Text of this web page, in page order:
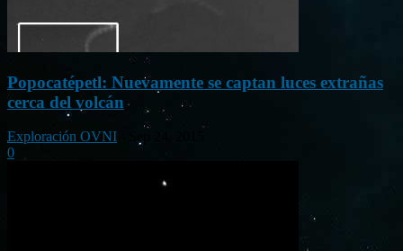
Popocatépetl: Nuevamente se captan luces extrañas
cerca del volcán
Exploración OVNI
Sep 24, 2015
0